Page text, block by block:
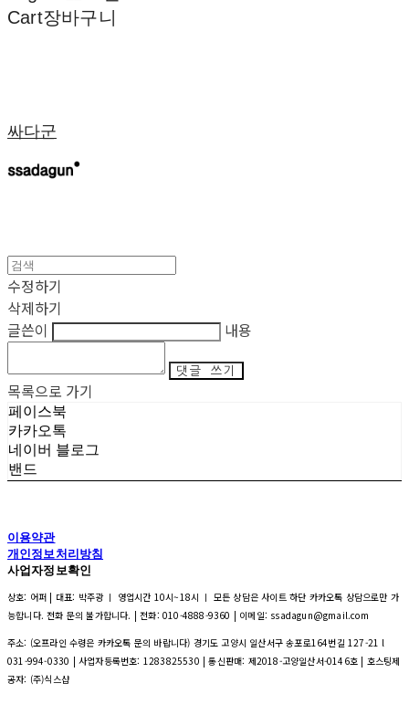
Cart장바구니
싸다군
수정하기
삭제하기
글쓴이
내용
댓글 쓰기
목록으로 가기
페이스북
카카오톡
네이버 블로그
밴드
이용약관
개인정보처리방침
사업자정보확인
상호: 어퍼 | 대표: 박주광 ㅣ 영업시간 10시~18시 ㅣ 모든 상담은 사이트 하단 카카오톡 상담으로만 가
능합니다. 전화 문의 불가합니다. | 전화: 010-4888-9360 | 이메일: ssadagun@gmail.com
주소: (오프라인 수령은 카카오톡 문의 바랍니다) 경기도 고양시 일산서구 송포로164번길 127-21 l
031-994-0330 | 사업자등록번호: 1283825530 | 통신판매: 제2018-고양일산서-0146호 | 호스팅제
공자: (주)식스샵